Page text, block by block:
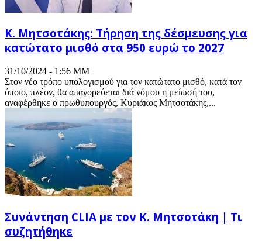
K. Μητσοτάκης: Τήρηση της δέσμευσης για
κατώτατο μισθό στα 950 ευρώ το 2027
31/10/2024 - 1:56 ΜΜ
Στον νέο τρόπο υπολογισμού για τον κατώτατο μισθό, κατά τον
όποιο, πλέον, θα απαγορεύεται διά νόμου η μείωσή του,
αναφέρθηκε ο πρωθυπουργός, Κυριάκος Μητσοτάκης,...
Συνάντηση CLIA με τον Κ. Μητσοτάκη | Τι
συζητήθηκε